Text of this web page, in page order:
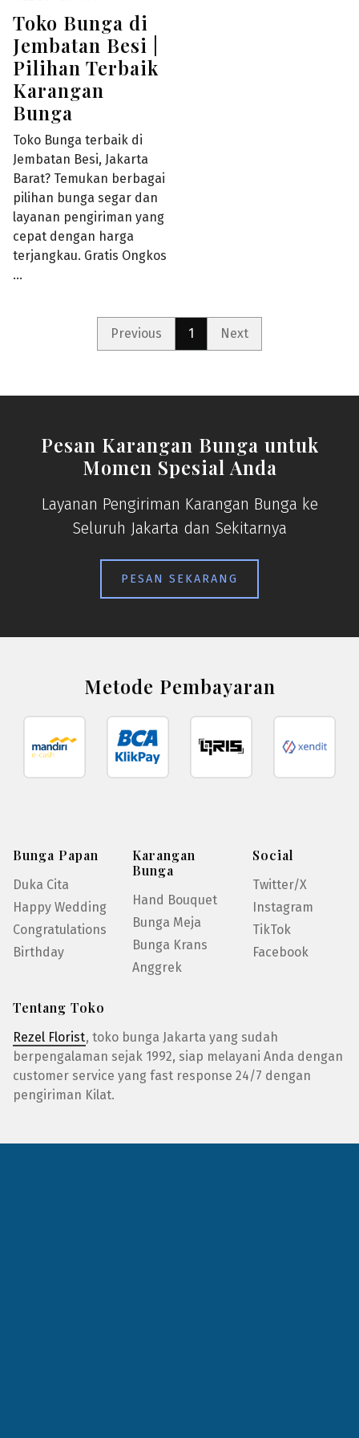
Toko Bunga di
Jembatan Besi |
Pilihan Terbaik
Karangan
Bunga
Toko Bunga terbaik di
Jembatan Besi, Jakarta
Barat? Temukan berbagai
pilihan bunga segar dan
layanan pengiriman yang
cepat dengan harga
terjangkau. Gratis Ongkos
…
Previous 1 Next
Pesan Karangan Bunga untuk
Momen Spesial Anda
Layanan Pengiriman Karangan Bunga ke
Seluruh Jakarta dan Sekitarnya
PESAN SEKARANG
Metode Pembayaran
Bunga Papan
Duka Cita
Happy Wedding
Congratulations
Birthday
Karangan
Bunga
Hand Bouquet
Bunga Meja
Bunga Krans
Anggrek
Social
Twitter/X
Instagram
TikTok
Facebook
Tentang Toko
Rezel Florist, toko bunga Jakarta yang sudah
berpengalaman sejak 1992, siap melayani Anda dengan
customer service yang fast response 24/7 dengan
pengiriman Kilat.